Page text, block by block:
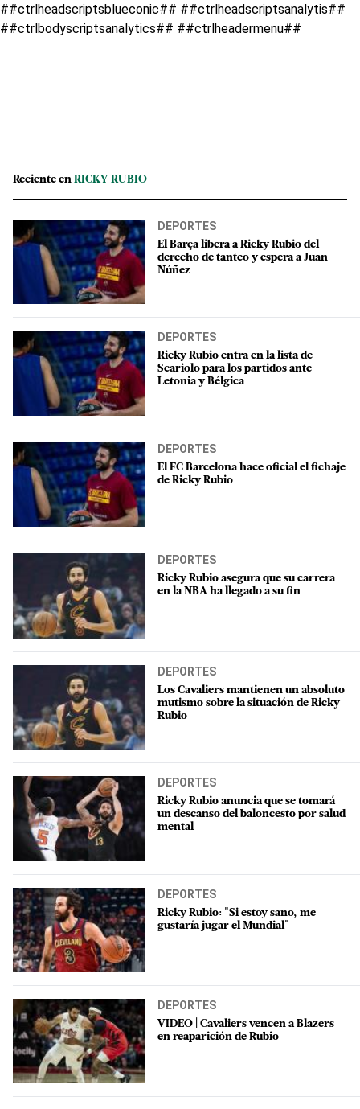
##ctrlheadscriptsblueconic## ##ctrlheadscriptsanalytis##
##ctrlbodyscriptsanalytics## ##ctrlheadermenu##
Reciente en RICKY RUBIO
DEPORTES
El Barça libera a Ricky Rubio del
derecho de tanteo y espera a Juan
Núñez
DEPORTES
Ricky Rubio entra en la lista de
Scariolo para los partidos ante
Letonia y Bélgica
DEPORTES
El FC Barcelona hace oficial el fichaje
de Ricky Rubio
DEPORTES
Ricky Rubio asegura que su carrera
en la NBA ha llegado a su fin
DEPORTES
Los Cavaliers mantienen un absoluto
mutismo sobre la situación de Ricky
Rubio
DEPORTES
Ricky Rubio anuncia que se tomará
un descanso del baloncesto por salud
mental
DEPORTES
Ricky Rubio: "Si estoy sano, me
gustaría jugar el Mundial"
DEPORTES
VIDEO | Cavaliers vencen a Blazers
en reaparición de Rubio